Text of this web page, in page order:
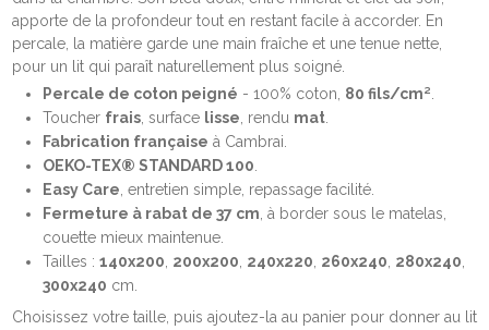
apporte de la profondeur tout en restant facile à accorder. En
percale, la matière garde une main fraîche et une tenue nette,
pour un lit qui paraît naturellement plus soigné.
Percale de coton peigné - 100% coton, 80 fils/cm²
Toucher frais, surface lisse , rendu mat.
Fabrication française à Cambrai.
OEKO-TEX® STANDARD 100
Easy Care , entretien simple, repassage facilité.
Fermeture à rabat de 37 cm , à border sous le matelas,
couette mieux maintenue.
Tailles : 140x200 200x200 240x220 260x240 280x240
300x240 cm.
Choisissez votre taille, puis ajoutez-la au panier pour donner au lit